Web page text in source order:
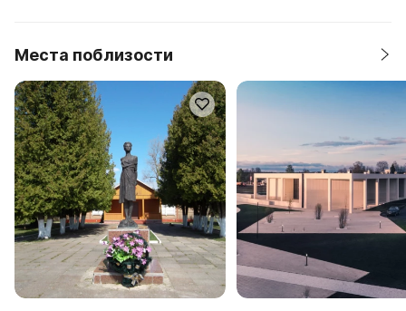
Места поблизости